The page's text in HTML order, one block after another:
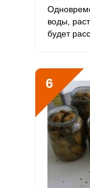
воды,
будет
6